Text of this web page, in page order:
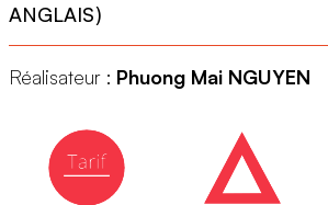
ANGLAIS)
Réalisateur : Phuong Mai NGUYEN